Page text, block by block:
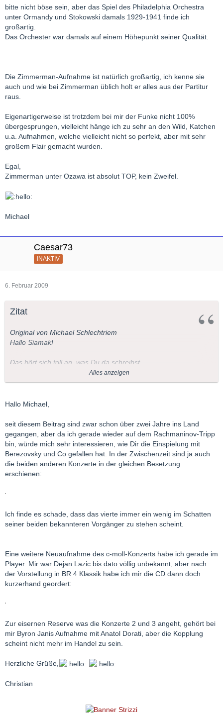
bitte nicht böse sein, aber das Spiel des Philadelphia Orchestra
unter Ormandy und Stokowski damals 1929-1941 finde ich
großartig.
Das Orchester war damals auf einem Höhepunkt seiner Qualität.
Die Zimmerman-Aufnahme ist natürlich großartig, ich kenne sie
auch und wie bei Zimmerman üblich holt er alles aus der Partitur
raus.
Eigenartigerweise ist trotzdem bei mir der Funke nicht 100%
übergesprungen, vielleicht hänge ich zu sehr an den Wild, Katchen
u.a. Aufnahmen, welche vielleicht nicht so perfekt, aber mit sehr
großem Flair gemacht wurden.
Egal,
Zimmerman unter Ozawa ist absolut TOP, kein Zweifel.
Michael
Caesar73
INAKTIV
6. Februar 2009
Zitat
Original von Michael Schlechtriem
Hallo Siamak!
Das hört sich toll an, was Du da schreibst.
Diese CD werde ich mir auf diese Empfehlung in jedem Falle
kaufen!
langsam genommen....
accelerando und in tempo steht, wo die meisten Interpreten
langsamer werden und den Höhepunkt kaputtwalzen.
Mein bisheriger Favorit für das dritte war deshalb immer Earl
Wild unter Horenstein, das zweite seit Jahrzehnten die Katchen-
Solti , aber diese von Dir empfohlene CD werde ich gleich jetzt
Alles anzeigen
Hallo Michael,
seit diesem Beitrag sind zwar schon über zwei Jahre ins Land
gegangen, aber da ich gerade wieder auf dem Rachmaninov-Tripp
bin, würde mich sehr interessieren, wie Dir die Einspielung mit
Berezovsky und Co gefallen hat. In der Zwischenzeit sind ja auch
die beiden anderen Konzerte in der gleichen Besetzung
erschienen:
Ich finde es schade, dass das vierte immer ein wenig im Schatten
seiner beiden bekannteren Vorgänger zu stehen scheint.
Eine weitere Neuaufnahme des c-moll-Konzerts habe ich gerade im
Player. Mir war Dejan Lazic bis dato völlig unbekannt, aber nach
der Vorstellung in BR 4 Klassik habe ich mir die CD dann doch
kurzerhand geordert:
Zur eisernen Reserve was die Konzerte 2 und 3 angeht, gehört bei
mir Byron Janis Aufnahme mit Anatol Dorati, aber die Kopplung
scheint nicht mehr im Handel zu sein.
Herzliche Grüße,
Christian